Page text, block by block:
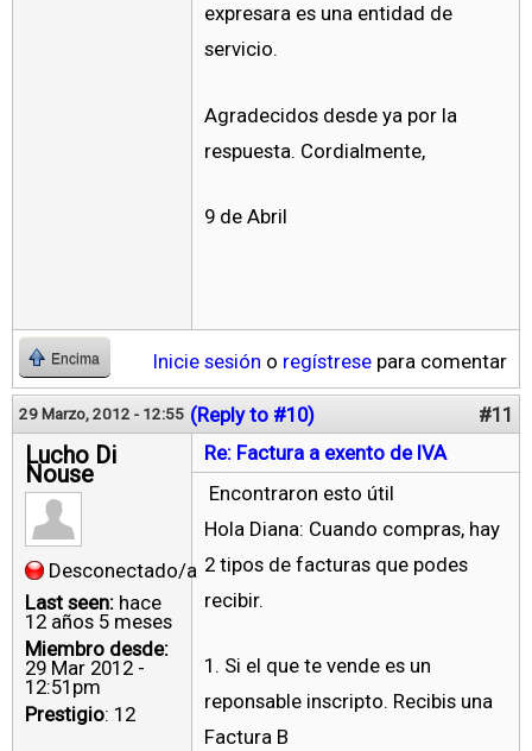
expresara es una entidad de
servicio.
Agradecidos desde ya por la
respuesta. Cordialmente,
9 de Abril
Encima Inicie sesión o regístrese para comentar
29 Marzo, 2012 - 12:55 (Reply to #10) #11
Lucho Di
Nouse
Desconectado/a
Last seen: hace
12 años 5 meses
Miembro desde:
29 Mar 2012 -
12:51pm
Prestigio: 12
Re: Factura a exento de IVA
Encontraron esto útil
Hola Diana: Cuando compras, hay
2 tipos de facturas que podes
recibir.
1. Si el que te vende es un
reponsable inscripto. Recibis una
Factura B